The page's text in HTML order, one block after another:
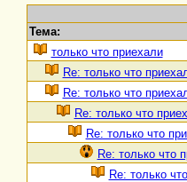
Тема:
только что приехали
Re: только что
Re: только что
Re: только что
Re: только что
Re: только что
Re: только